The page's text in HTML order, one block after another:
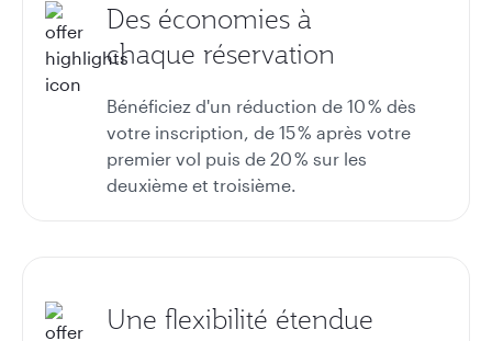
Des économies à
chaque réservation
Bénéficiez d'un réduction de 10 % dès
votre inscription, de 15 % après votre
premier vol puis de 20 % sur les
deuxième et troisième.
Une flexibilité étendue